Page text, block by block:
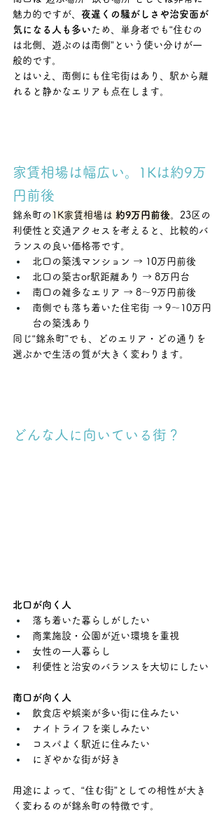
魅力的ですが、 夜遅くの騒がしさや治安面が
気になる人も多い ため、単身者でも“住むの
は北側、遊ぶのは南側”という使い分けが一
般的です。
とはいえ、南側にも住宅街はあり、駅から離
れると静かなエリアも点在します。
家賃相場は幅広い。1Kは約9万
円前後
錦糸町の 1K家賃相場は 約9万円前後 。23区の
利便性と交通アクセスを考えると、比較的バ
ランスの良い価格帯です。
北口の築浅マンション → 10万円前後
北口の築古or駅距離あり → 8万円台
南口の雑多なエリア → 8〜9万円前後
南側でも落ち着いた住宅街 → 9〜10万円
台の築浅あり
同じ“錦糸町”でも、どのエリア・どの通りを
選ぶかで生活の質が大きく変わります。
どんな人に向いている街？
北口が向く人
落ち着いた暮らしがしたい
商業施設・公園が近い環境を重視
女性の一人暮らし
利便性と治安のバランスを大切にしたい
南口が向く人
飲食店や娯楽が多い街に住みたい
ナイトライフを楽しみたい
コスパよく駅近に住みたい
にぎやかな街が好き
用途によって、“住む街”としての相性が大き
く変わるのが錦糸町の特徴です。